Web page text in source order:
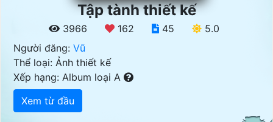
Tập tành thiết kế
3966 162 45
5.0
Người đăng: Vũ
Thể loại: Ảnh thiết kế
Xếp hạng: Album loại A
Xem từ đầu